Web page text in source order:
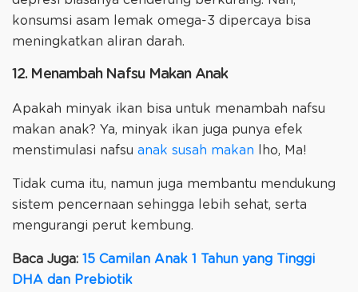
konsumsi asam lemak omega-3 dipercaya bisa
meningkatkan aliran darah.
12. Menambah Nafsu Makan Anak
Apakah minyak ikan bisa untuk menambah nafsu
makan anak? Ya, minyak ikan juga punya efek
menstimulasi nafsu anak susah makan lho, Ma!
Tidak cuma itu, namun juga membantu mendukung
sistem pencernaan sehingga lebih sehat, serta
mengurangi perut kembung.
Baca Juga: 15 Camilan Anak 1 Tahun yang Tinggi
DHA dan Prebiotik